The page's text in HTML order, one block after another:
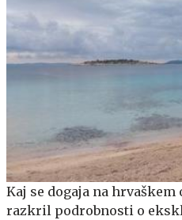
Kaj se dogaja na hrvaškem
razkril podrobnosti o